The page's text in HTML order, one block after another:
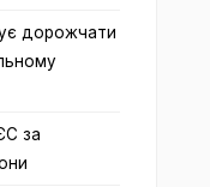
дорожчати
за